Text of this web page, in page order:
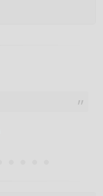
vorrei tornare a
fammi sapere.